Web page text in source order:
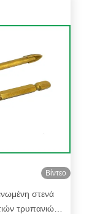
Βίντεο
στενά
τρυπανιών